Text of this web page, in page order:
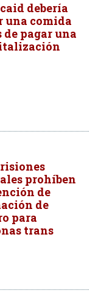
debería
una comida
de pagar una
prohíben
de
de
para
trans